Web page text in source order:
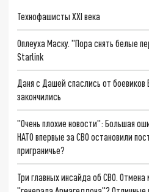
Технофашисты XXI века
Оплеуха Маску. "Пора снять белые
Starlink
Даня с Дашей спаслись от
закончились
"Очень плохие новости": Большая
НАТО впервые за СВО остановили
приграничье?
Три главных инсайда об СВО.